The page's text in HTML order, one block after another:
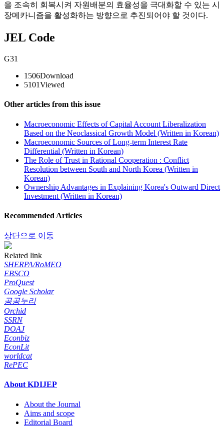
을 조속히 회복시켜 자원배분의 효율성을 극대화할 수 있는 시
장메카니즘을 활성화하는 방향으로 추진되어야 할 것이다.
JEL Code
G31
1506Download
5101Viewed
Other articles from this issue
Macroeconomic Effects of Capital Account Liberalization
Based on the Neoclassical Growth Model (Written in Korean)
Macroeconomic Sources of Long-term Interest Rate
Differential (Written in Korean)
The Role of Trust in Rational Cooperation : Conflict
Resolution between South and North Korea (Written in
Korean)
Ownership Advantages in Explaining Korea's Outward Direct
Investment (Written in Korean)
Recommended Articles
상단으로 이동
Related link
SHERPA/RoMEO
EBSCO
ProQuest
Google Scholar
공공누리
Orchid
SSRN
DOAJ
Econbiz
EconLit
worldcat
RePEC
About KDIJEP
About the Journal
Aims and scope
Editorial Board